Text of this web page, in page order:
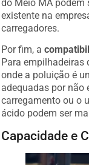
existente na
carregadores.
Por fim, a
Para empilhadeiras
onde a poluição é
adequadas por não
carregamento ou o
ácido podem ser
Capacidade e